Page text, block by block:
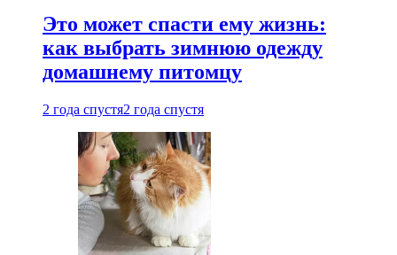
Это может спасти ему жизнь:
как выбрать зимнюю одежду
домашнему питомцу
2 года спустя2 года спустя